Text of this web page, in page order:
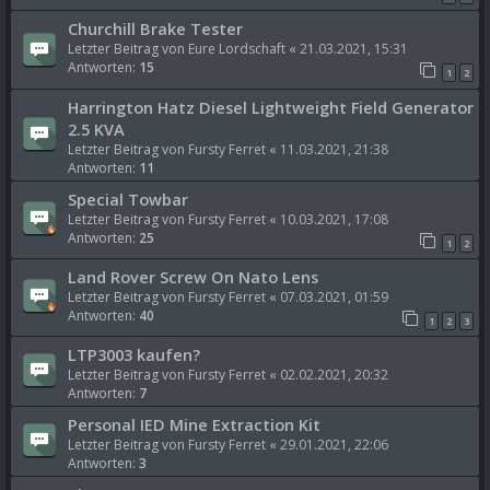
Churchill Brake Tester
Letzter Beitrag von Eure Lordschaft « 21.03.2021, 15:31
Antworten: 15 1 2
Harrington Hatz Diesel Lightweight Field Generator
2.5 KVA
Letzter Beitrag von Fursty Ferret « 11.03.2021, 21:38
Antworten: 11
Special Towbar
Letzter Beitrag von Fursty Ferret « 10.03.2021, 17:08
Antworten: 25 1 2
Land Rover Screw On Nato Lens
Letzter Beitrag von Fursty Ferret « 07.03.2021, 01:59
Antworten: 40 1 2 3
LTP3003 kaufen?
Letzter Beitrag von Fursty Ferret « 02.02.2021, 20:32
Antworten: 7
Personal IED Mine Extraction Kit
Letzter Beitrag von Fursty Ferret « 29.01.2021, 22:06
Antworten: 3